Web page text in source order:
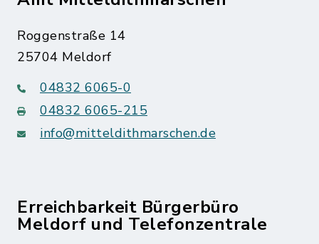
Roggenstraße 14
25704 Meldorf
04832 6065-0
04832 6065-215
info@mitteldithmarschen.de
Erreichbarkeit Bürgerbüro
Meldorf und Telefonzentrale